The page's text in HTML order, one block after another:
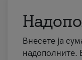
Внесете ја
надополните.